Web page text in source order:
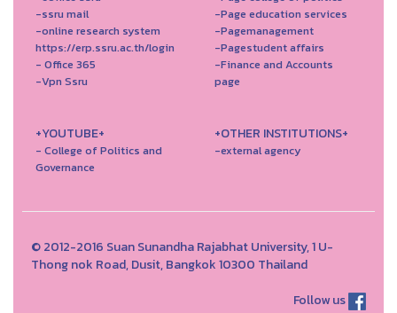
-ssru mail
-online research system
https://erp.ssru.ac.th/login
- Office 365
-Vpn Ssru
-Page education services
-Pagemanagement
-Pagestudent affairs
-Finance and Accounts
page
+YOUTUBE+
- College of Politics and
Governance
+OTHER INSTITUTIONS+
-external agency
© 2012-2016 Suan Sunandha Rajabhat University, 1 U-
Thong nok Road, Dusit, Bangkok 10300 Thailand
Follow us